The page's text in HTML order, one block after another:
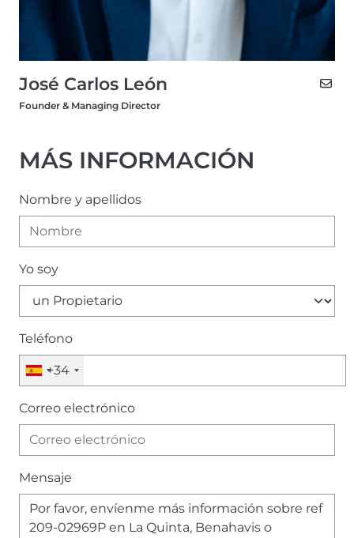
José Carlos León
Founder & Managing Director
MÁS INFORMACIÓN
Nombre y apellidos
Yo soy
Teléfono
+34
Correo electrónico
Mensaje